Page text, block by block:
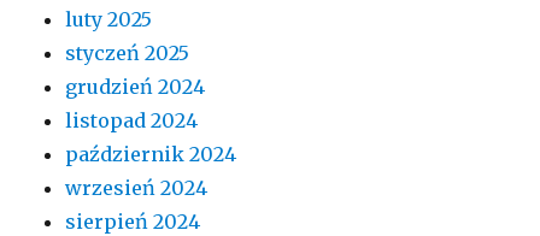
luty 2025
styczeń 2025
grudzień 2024
listopad 2024
październik 2024
wrzesień 2024
sierpień 2024